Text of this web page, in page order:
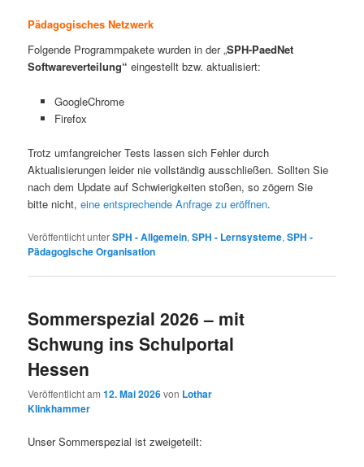
Pädagogisches Netzwerk
Folgende Programmpakete wurden in der „SPH-PaedNet
Softwareverteilung“ eingestellt bzw. aktualisiert:
GoogleChrome
Firefox
Trotz umfangreicher Tests lassen sich Fehler durch
Aktualisierungen leider nie vollständig ausschließen. Sollten Sie
nach dem Update auf Schwierigkeiten stoßen, so zögern Sie
bitte nicht,eine entsprechende Anfrage zu eröffnen.
Veröffentlicht unterSPH - Allgemein,SPH - Lernsysteme,SPH -
Pädagogische Organisation
Sommerspezial 2026 – mit
Schwung ins Schulportal
Hessen
Veröffentlicht am12. Mai 2026von Lothar
Klinkhammer
Unser Sommerspezial ist zweigeteilt: